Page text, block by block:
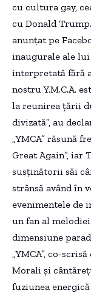
cu cultura gay,
cu Donald
anunțat pe
inaugurale ale
interpretată fără
nostru Y.M.C.A.
la reunirea țării
divizată”, au
„YMCA” răsună
Great Again”, iar
susținătorii săi
strânsă având în
evenimentele de
un fan al melodiei
dimensiune
„YMCA”, co-
Morali și
fuziunea